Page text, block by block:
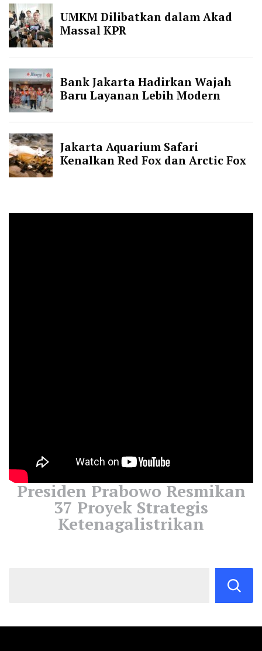
Presiden Prabowo Resmikan
37 Proyek Strategis
Ketenagalistrikan